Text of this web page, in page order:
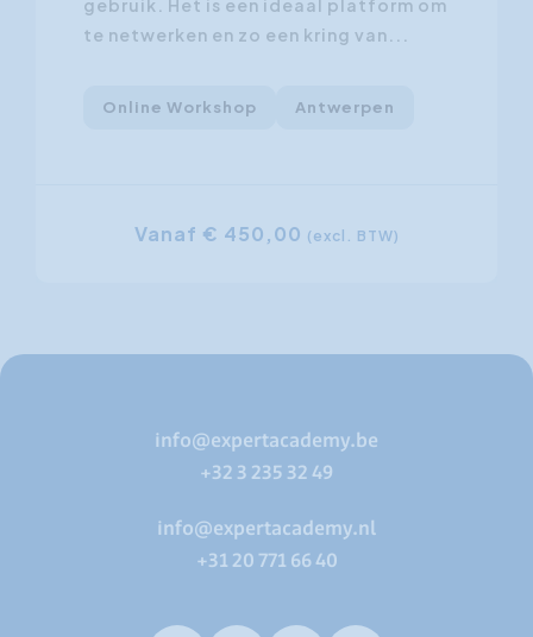
gebruik. Het is een ideaal platform om
te netwerken en zo een kring van...
Online Workshop Antwerpen
Vanaf € 450,00(excl. BTW)
info@expertacademy.be
+32 3 235 32 49
info@expertacademy.nl
+31 20 771 66 40